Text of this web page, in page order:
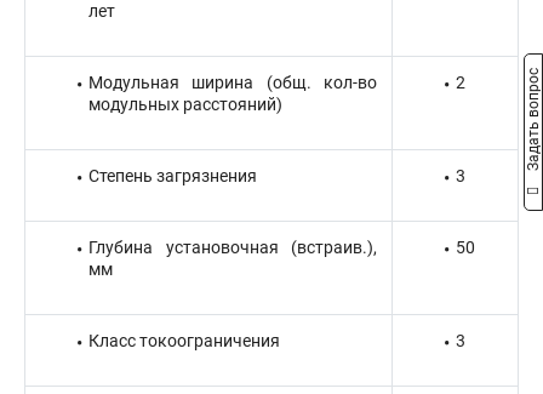
лет
Модульная ширина (общ. кол-во
модульных расстояний)
2
Степень загрязнения 3
Глубина установочная (встраив.),
мм
50
Класс токоограничения 3
Задать вопрос